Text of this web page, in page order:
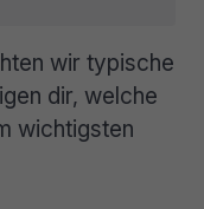
wir typische
dir, welche
wichtigsten